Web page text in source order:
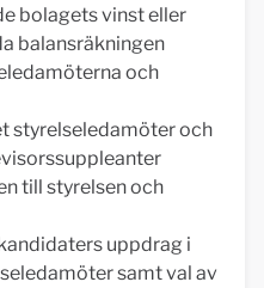
bolagets vinst eller
balansräkningen
och
styrelseledamöter och
till styrelsen och
uppdrag i
samt val av